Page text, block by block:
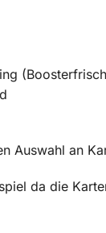
Auswahl an
da die